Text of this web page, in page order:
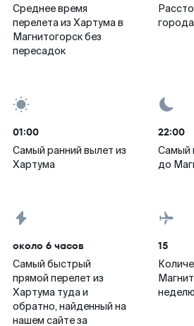
Среднее время
перелета из Хартума в
Магнитогорск без
пересадок
01:00
Самый ранний вылет из
Хартума
22:00
Самый
до
около 6 часов
Самый быстрый
прямой перелет из
Хартума туда и
обратно, найденный на
нашем сайте за
15
неделю